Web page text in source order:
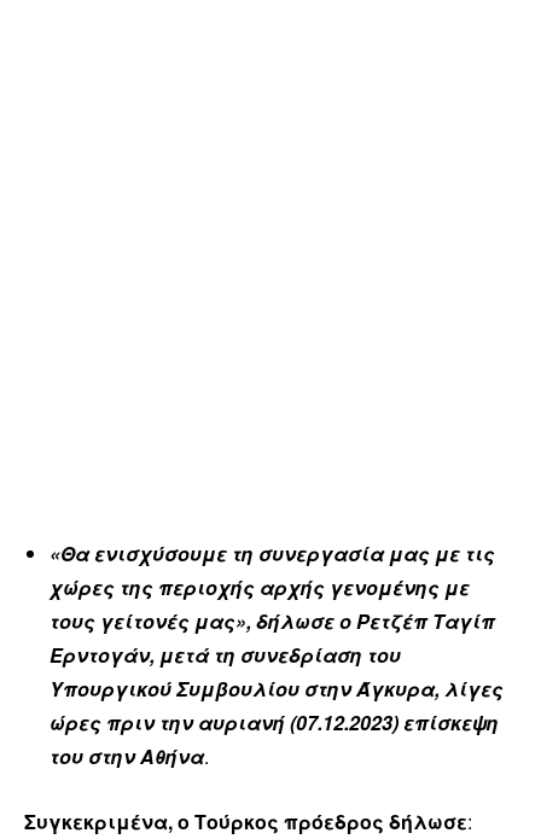
«Θα ενισχύσουμε τη συνεργασία μας με τις
χώρες της περιοχής αρχής γενομένης με
τους γείτονές μας», δήλωσε ο Ρετζέπ Ταγίπ
Ερντογάν, μετά τη συνεδρίαση του
Υπουργικού Συμβουλίου στην Άγκυρα, λίγες
ώρες πριν την αυριανή (07.12.2023) επίσκεψη
του στην Αθήνα.
Συγκεκριμένα, ο Τούρκος πρόεδρος δήλωσε: